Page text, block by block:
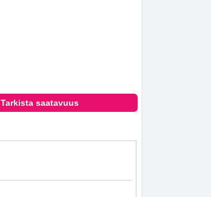
Tarkista saatavuus